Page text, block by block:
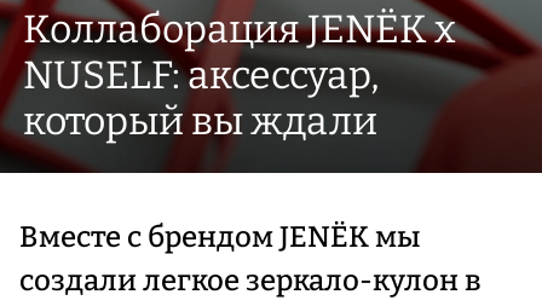
Коллаборация JENЁK x
NUSELF: аксессуар,
который вы ждали
Вместе с брендом JENЁK мы
создали легкое зеркало-кулон в